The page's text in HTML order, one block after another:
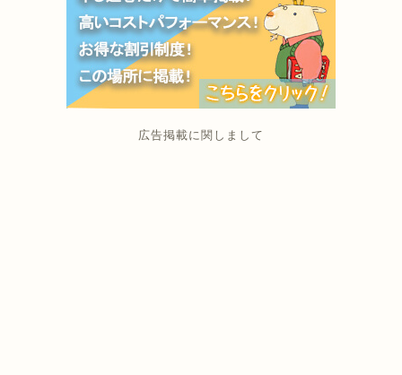
広告掲載に関しまして